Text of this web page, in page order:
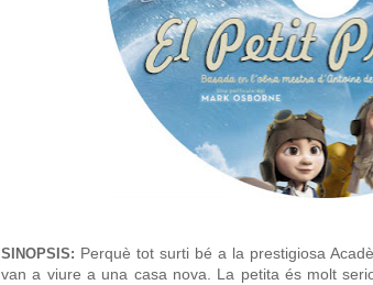
SINOPSIS: Perquè tot surti bé a la prestigiosa
van a viure a una casa nova. La petita és molt